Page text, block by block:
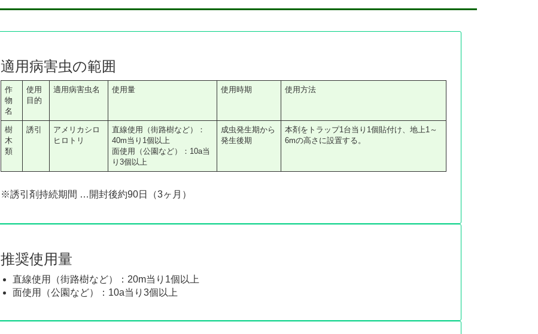
適用病害虫の範囲
作
物
名
使用
目的
適用病害虫名 使用量 使用時期 使用方法
樹
木
類
誘引
アメリカシロ
ヒロトリ
直線使用（街路樹など）：
40m当り1個以上
面使用（公園など）：10a当
り3個以上
成虫発生期から
発生後期
本剤をトラップ1台当り1個貼付け、地上1～
6mの高さに設置する。
※誘引剤持続期間 …開封後約90日（3ヶ月）
推奨使用量
直線使用（街路樹など）：20m当り1個以上
面使用（公園など）：10a当り3個以上